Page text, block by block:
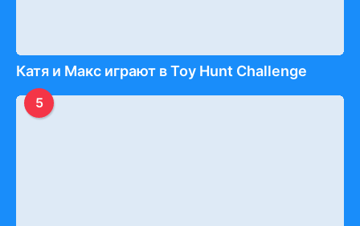
Катя и Макс играют в Toy Hunt Challenge
5